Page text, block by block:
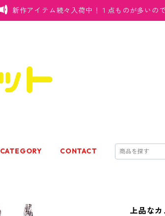
新作アイテム続々入荷中！１点ものが多いの
CATEGORY CONTACT
上品なカ